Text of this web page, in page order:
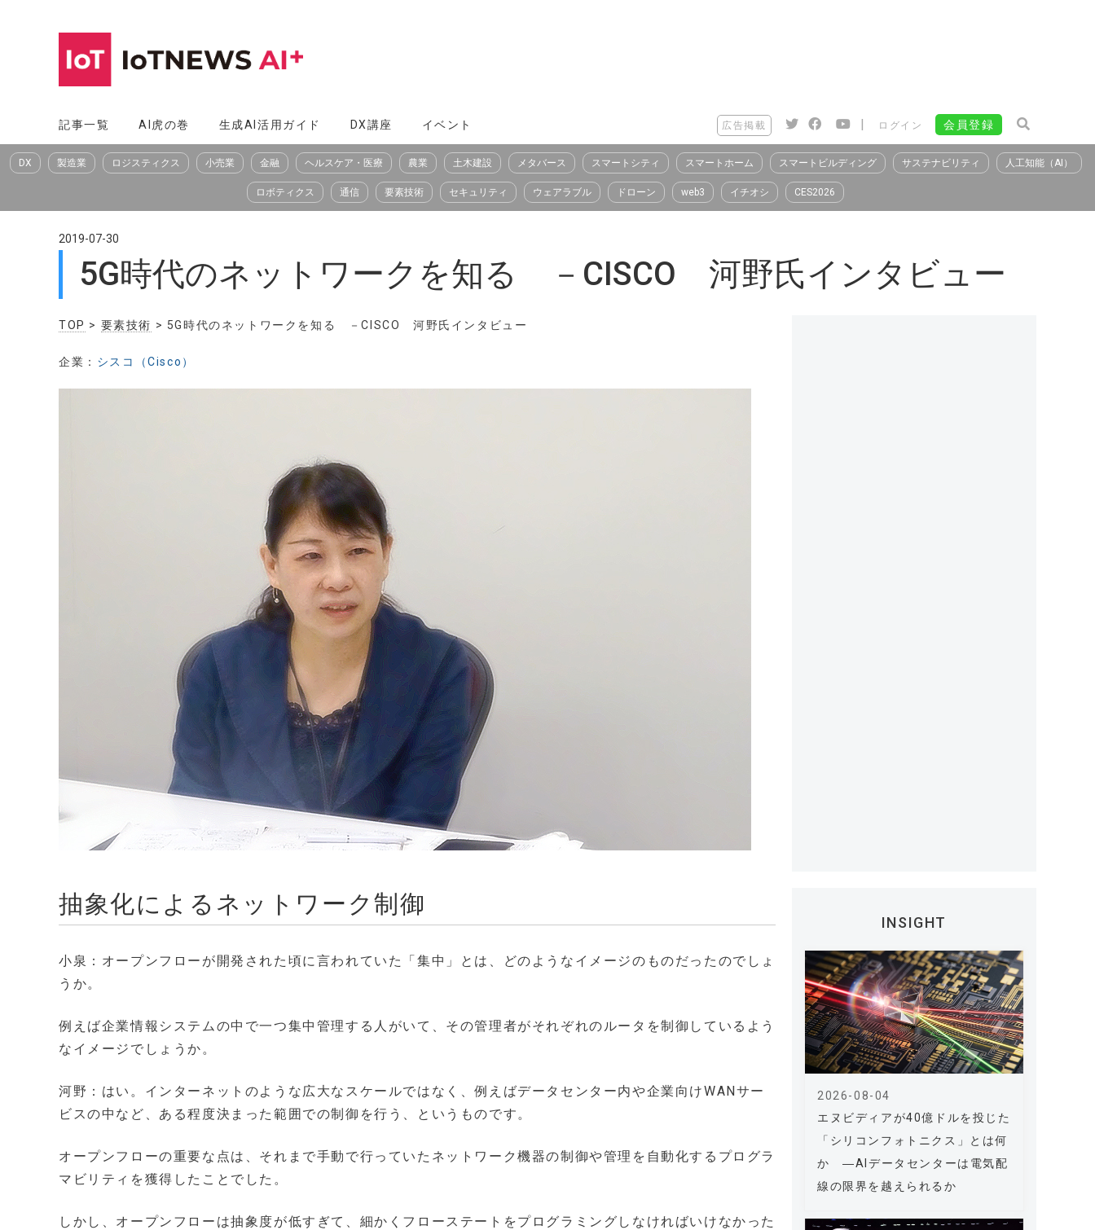
へ
ス
記事一覧 AI虎の巻 生成AI活用ガイド DX講座 イベント 広告掲載 | ログイン 会員登録
DX 製造業 ロジスティクス 小売業 金融 ヘルスケア・医療 農業 土木建設 メタバース スマートシティ スマートホーム スマートビルディング サステナビリティ 人工知能（AI）
ロボティクス 通信 要素技術 セキュリティ ウェアラブル ドローン web3 イチオシ CES2026
2019-07-30
5G時代のネットワークを知る －CISCO 河野氏インタビュー
TOP > 要素技術 > 5G時代のネットワークを知る －CISCO 河野氏インタビュー
企業： シスコ（Cisco）
抽象化によるネットワーク制御
小泉：オープンフローが開発された頃に言われていた「集中」とは、どのようなイメージのものだったのでしょ
うか。
例えば企業情報システムの中で一つ集中管理する人がいて、その管理者がそれぞれのルータを制御しているよう
なイメージでしょうか。
河野：はい。インターネットのような広大なスケールではなく、例えばデータセンター内や企業向けWANサー
ビスの中など、ある程度決まった範囲での制御を行う、というものです。
オープンフローの重要な点は、それまで手動で行っていたネットワーク機器の制御や管理を自動化するプログラ
マビリティを獲得したことでした。
しかし、オープンフローは抽象度が低すぎて、細かくフローステートをプログラミングしなければいけなかった
INSIGHT
エヌビディアが40億ドルを投じた
「シリコンフォトニクス」とは何
か ―AIデータセンターは電気配
線の限界を越えられるか
2026-08-04